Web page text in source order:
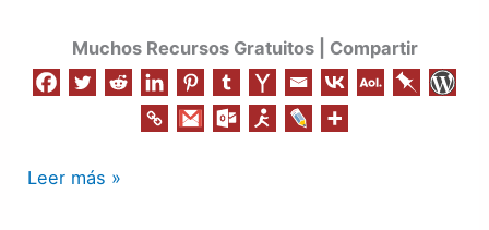
Muchos Recursos Gratuitos | Compartir
Leer más »